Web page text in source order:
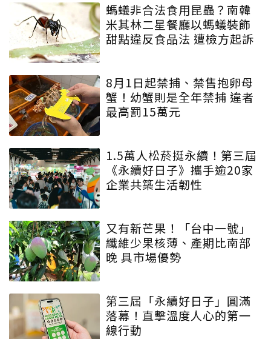
螞蟻非合法食用昆蟲？南韓
米其林二星餐廳以螞蟻裝飾
甜點違反食品法 遭檢方起訴
8月1日起禁捕、禁售抱卵母
蟹！幼蟹則是全年禁捕 違者
最高罰15萬元
1.5萬人松菸挺永續！第三屆
《永續好日子》攜手逾20家
企業共築生活韌性
又有新芒果！「台中一號」
纖維少果核薄、產期比南部
晚 具市場優勢
第三屆「永續好日子」圓滿
落幕！直擊溫度人心的第一
線行動